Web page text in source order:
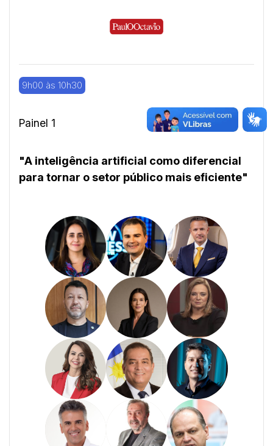
9h00 às 10h30
Painel 1
"A inteligência artificial como diferencial
para tornar o setor público mais eficiente"